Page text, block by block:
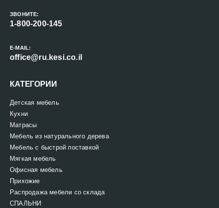
ЗВОНИТЕ:
1-800-200-145
E-MAIL:
office@ru.kesi.co.il
КАТЕГОРИИ
Детская мебель
Кухни
Матрасы
Мебель из натурального дерева
Мебель с быстрой поставкой
Мягкая мебель
Офисная мебель
Прихожие
Распродажа мебели со склада
СПАЛЬНИ